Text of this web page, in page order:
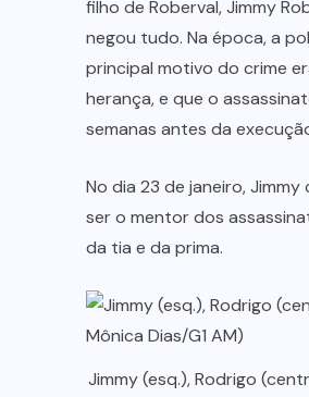
filho de Roberval, Jimmy
negou tudo. Na época, a
principal motivo do crime
herança, e que o
semanas antes da
No dia 23 de janeiro,
ser o mentor dos
da tia e da prima.
Jimmy (esq.), Rodrigo